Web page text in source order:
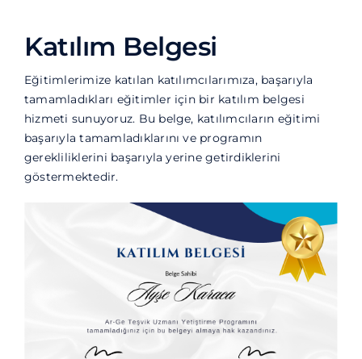
Katılım Belgesi
Eğitimlerimize katılan katılımcılarımıza, başarıyla
tamamladıkları eğitimler için bir katılım belgesi
hizmeti sunuyoruz. Bu belge, katılımcıların eğitimi
başarıyla tamamladıklarını ve programın
gerekliliklerini başarıyla yerine getirdiklerini
göstermektedir.